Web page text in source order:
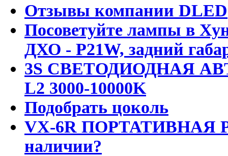
Отзывы компании DLED
Посоветуйте лампы в
ДХО - P21W, задний
3S СВЕТОДИОДНАЯ
L2 3000-10000K
Подобрать цоколь
VX-6R ПОРТАТИВНАЯ
наличии?